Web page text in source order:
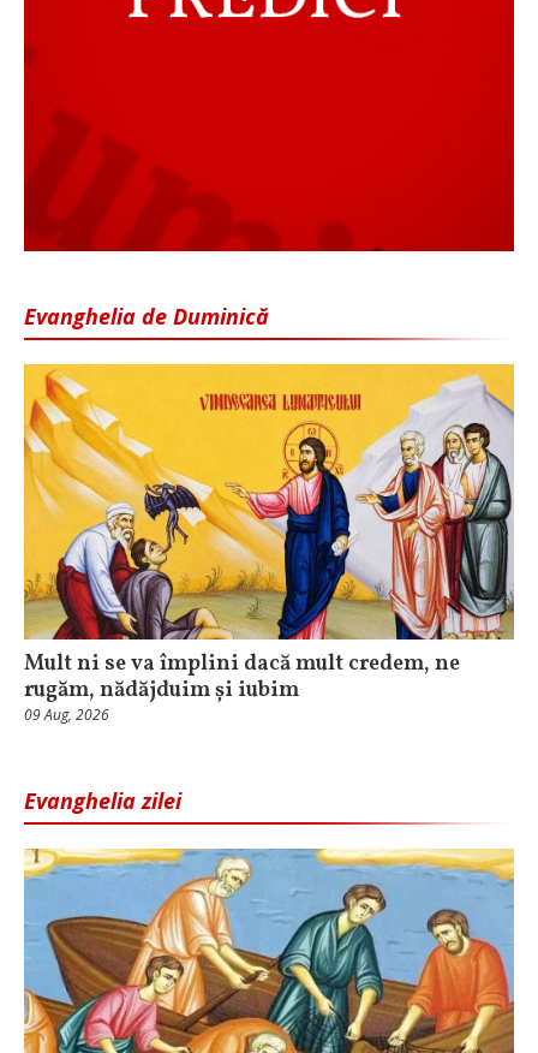
Evanghelia de Duminică
Mult ni se va împlini dacă mult credem, ne
rugăm, nădăjduim și iubim
09 Aug, 2026
Evanghelia zilei